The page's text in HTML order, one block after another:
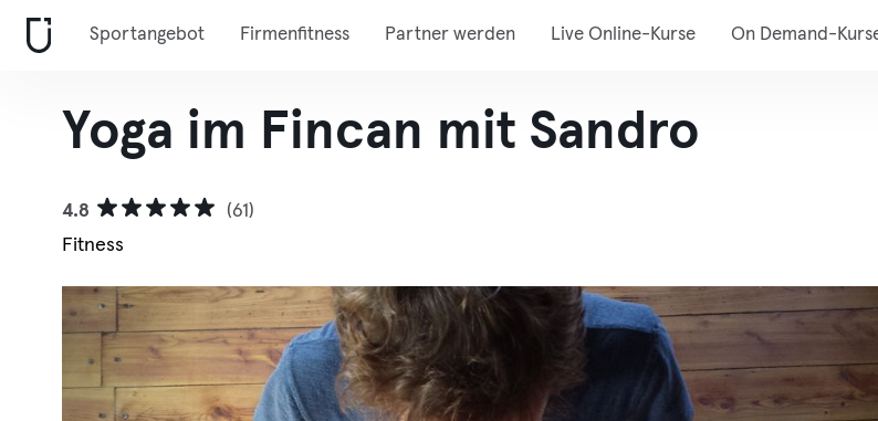
Sportangebot Firmenfitness Partner werden Live Online-Kurse On Demand-
Yoga im Fincan mit Sandro
4.8
(61)
Fitness